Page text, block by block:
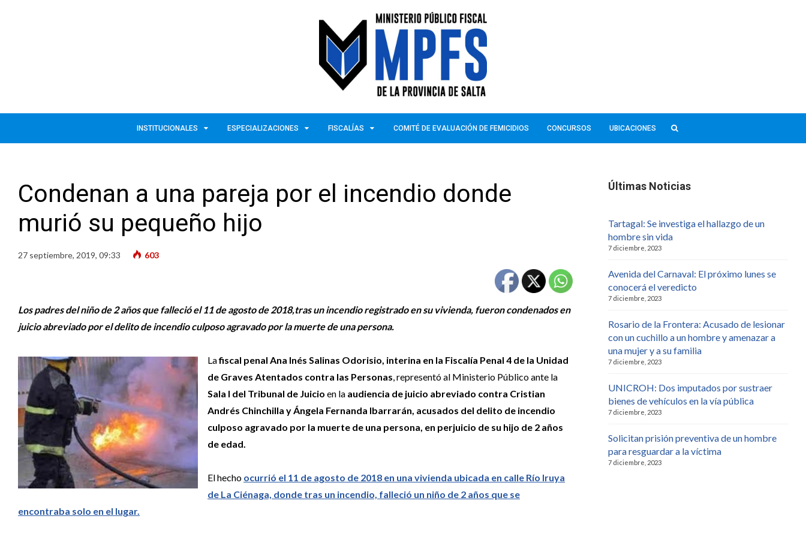
INSTITUCIONALES ESPECIALIZACIONES FISCALÍAS COMITÉ DE EVALUACIÓN DE FEMICIDIOS CONCURSOS UBICACIONES
Condenan a una pareja por el incendio donde
murió su pequeño hijo
27 septiembre, 2019, 09:33 603
Los padres del niño de 2 años que falleció el 11 de agosto de 2018,tras un incendio registrado en su vivienda, fueron condenados en
juicio abreviado por el delito de incendio culposo agravado por la muerte de una persona.
Lafiscal penal Ana Inés Salinas Odorisio, interina en la Fiscalía Penal 4 de la Unidad
de Graves Atentados contra las Personas , representó al Ministerio Público ante la
Sala I del Tribunal de Juicio en la audiencia de juicio abreviado contra Cristian
Andrés Chinchilla y Ángela Fernanda Ibarrarán, acusados del delito de incendio
culposo agravado por la muerte de una persona, en perjuicio de su hijo de 2 años
de edad.
El hecho ocurrió el 11 de agosto de 2018 en una vivienda ubicada en calle Río Iruya
de La Ciénaga, donde tras un incendio, falleció un niño de 2 años que se
encontraba solo en el lugar.
Últimas Noticias
Tartagal: Se investiga el hallazgo de un
hombre sin vida
7 diciembre, 2023
Avenida del Carnaval: El próximo lunes se
conocerá el veredicto
7 diciembre, 2023
Rosario de la Frontera: Acusado de lesionar
con un cuchillo a un hombre y amenazar a
una mujer y a su familia
7 diciembre, 2023
UNICROH: Dos imputados por sustraer
bienes de vehículos en la vía pública
7 diciembre, 2023
Solicitan prisión preventiva de un hombre
para resguardar a la víctima
7 diciembre, 2023